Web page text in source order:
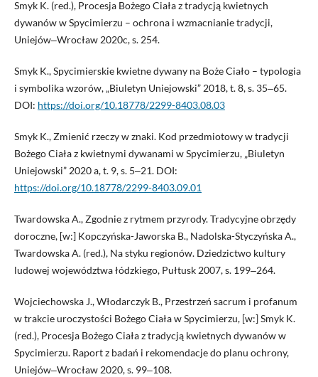
Smyk K. (red.), Procesja Bożego Ciała z tradycją kwietnych
dywanów w Spycimierzu – ochrona i wzmacnianie tradycji,
Uniejów‒Wrocław 2020c, s. 254.
Smyk K., Spycimierskie kwietne dywany na Boże Ciało – typologia
i symbolika wzorów, „Biuletyn Uniejowski” 2018, t. 8, s. 35‒65.
DOI: https://doi.org/10.18778/2299-8403.08.03
Smyk K., Zmienić rzeczy w znaki. Kod przedmiotowy w tradycji
Bożego Ciała z kwietnymi dywanami w Spycimierzu, „Biuletyn
Uniejowski” 2020 a, t. 9, s. 5‒21. DOI:
https://doi.org/10.18778/2299-8403.09.01
Twardowska A., Zgodnie z rytmem przyrody. Tradycyjne obrzędy
doroczne, [w:] Kopczyńska-Jaworska B., Nadolska-Styczyńska A.,
Twardowska A. (red.), Na styku regionów. Dziedzictwo kultury
ludowej województwa łódzkiego, Pułtusk 2007, s. 199‒264.
Wojciechowska J., Włodarczyk B., Przestrzeń sacrum i profanum
w trakcie uroczystości Bożego Ciała w Spycimierzu, [w:] Smyk K.
(red.), Procesja Bożego Ciała z tradycją kwietnych dywanów w
Spycimierzu. Raport z badań i rekomendacje do planu ochrony,
Uniejów‒Wrocław 2020, s. 99‒108.